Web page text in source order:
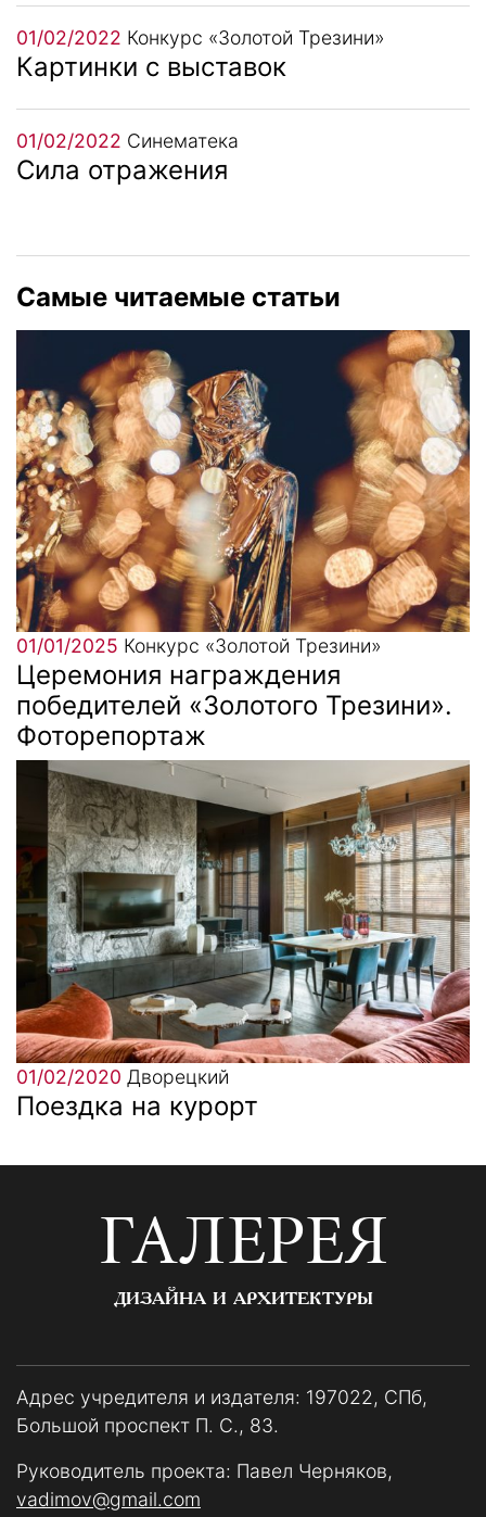
01/02/2022 Конкурс «Золотой Трезини»
Картинки с выставок
01/02/2022 Синематека
Сила отражения
Самые читаемые статьи
01/01/2025 Конкурс «Золотой Трезини»
Церемония награждения
победителей «Золотого Трезини».
Фоторепортаж
01/02/2020 Дворецкий
Поездка на курорт
ГАЛЕРЕЯ
ДИЗАЙНА И АРХИТЕКТУРЫ
Адрес учредителя и издателя: 197022, СПб,
Большой проспект П. С., 83.
Руководитель проекта: Павел Черняков,
vadimov@gmail.com